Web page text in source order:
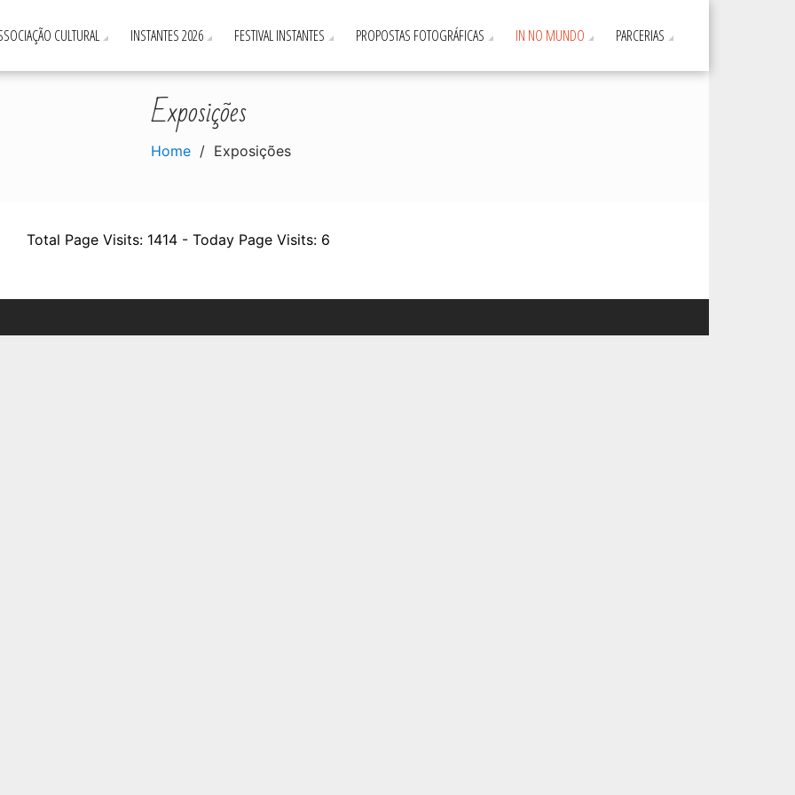
CULTURAL INSTANTES 2026 FESTIVAL INSTANTES PROPOSTAS FOTOGRÁFICAS IN NO MUNDO PARCERIAS
Exposições
Home Exposições
Total Page Visits: 1414 - Today Page Visits: 6